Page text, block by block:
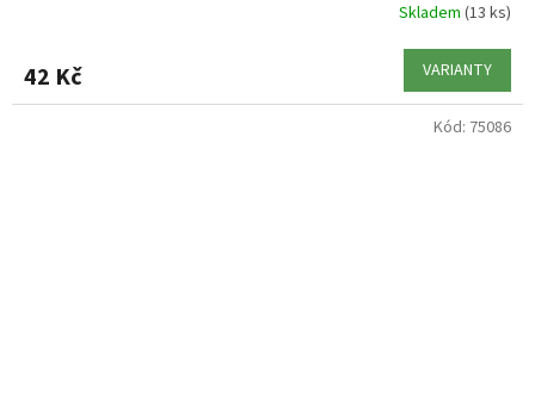
Skladem (13 ks)
42 Kč VARIANTY
Kód: 75086